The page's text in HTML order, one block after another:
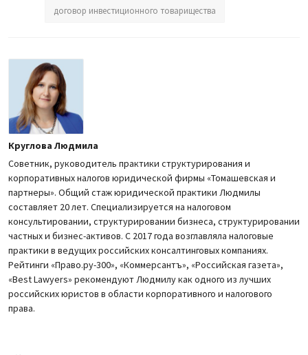
договор инвестиционного товарищества
Круглова Людмила
Советник, руководитель практики структурирования и
корпоративных налогов юридической фирмы «Томашевская и
партнеры». Общий стаж юридической практики Людмилы
составляет 20 лет. Специализируется на налоговом
консультировании, структурировании бизнеса, структурировании
частных и бизнес-активов. С 2017 года возглавляла налоговые
практики в ведущих российских консалтинговых компаниях.
Рейтинги «Право.ру-300», «Коммерсантъ», «Российская газета»,
«Best Lawyers» рекомендуют Людмилу как одного из лучших
российских юристов в области корпоративного и налогового
права.